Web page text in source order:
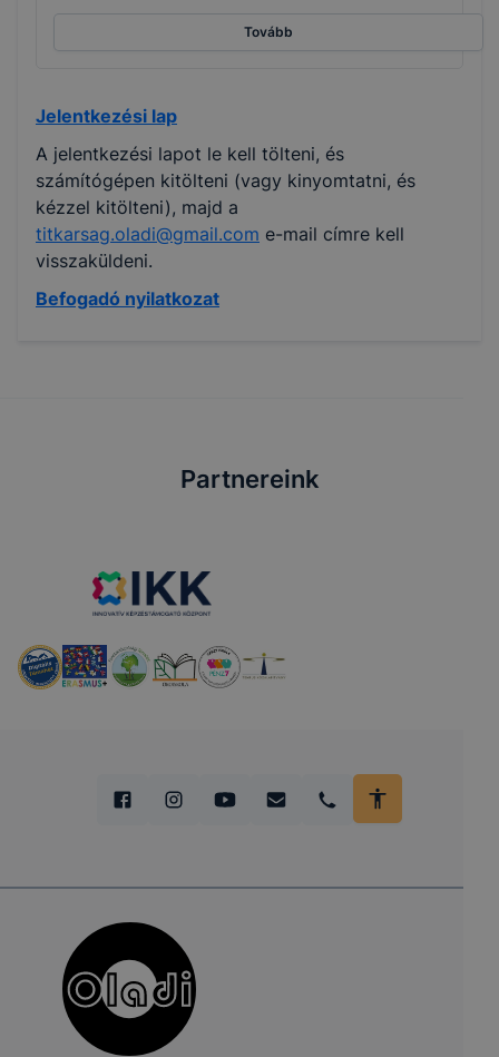
Tovább
Jelentkezési lap
A jelentkezési lapot le kell tölteni, és
számítógépen kitölteni (vagy kinyomtatni, és
kézzel kitölteni), majd a
titkarsag.oladi@gmail.com e-mail címre kell
visszaküldeni.
Befogadó nyilatkozat
Partnereink